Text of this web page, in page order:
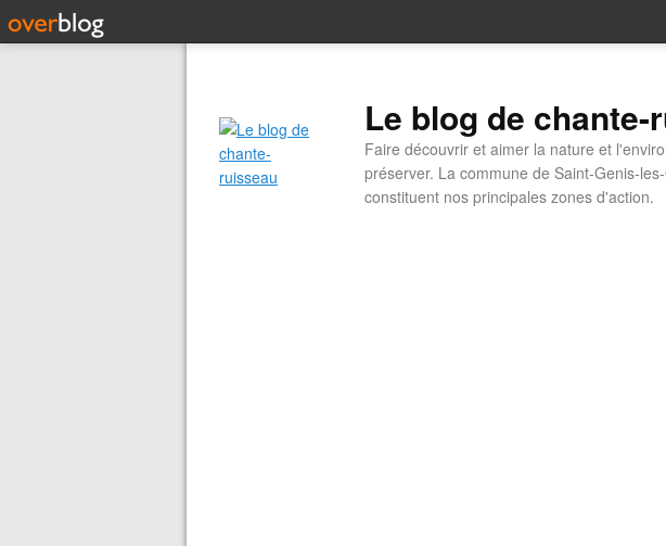
Le blog de chante-
Faire découvrir et aimer la nature et
préserver. La commune de Saint-Genis-
constituent nos principales zones d'action.